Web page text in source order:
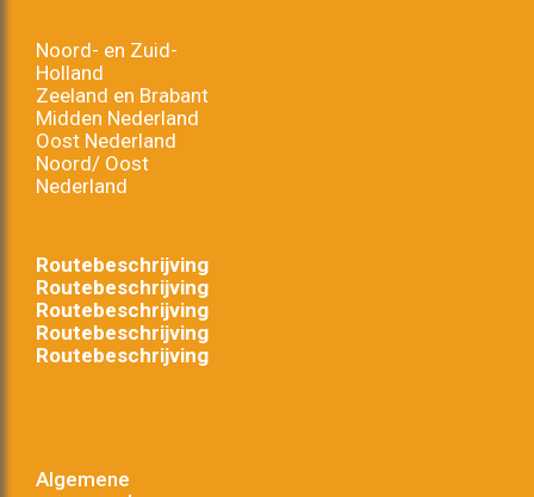
Noord- en Zuid-
Holland
Zeeland en Brabant
Midden Nederland
Oost Nederland
Noord/ Oost
Nederland
Routebeschrijving
Routebeschrijving
Routebeschrijving
Routebeschrijving
Routebeschrijving
Algemene